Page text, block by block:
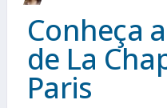
Conheça
de La
Paris